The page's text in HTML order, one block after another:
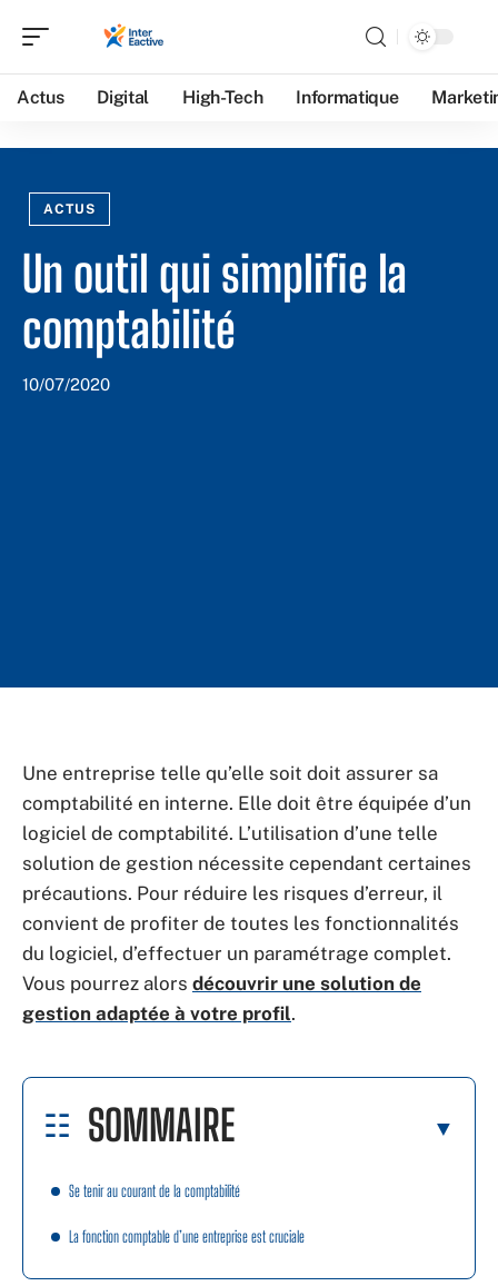
Actus Digital High-Tech Informatique
ACTUS
Un outil qui simplifie la
comptabilité
10/07/2020
Une entreprise telle qu’elle soit doit assurer sa
comptabilité en interne. Elle doit être équipée d’un
logiciel de comptabilité. L’utilisation d’une telle
solution de gestion nécessite cependant certaines
précautions. Pour réduire les risques d’erreur, il
convient de profiter de toutes les fonctionnalités
du logiciel, d’effectuer un paramétrage complet.
Vous pourrez alors découvrir une solution de
gestion adaptée à votre profil.
SOMMAIRE
Se tenir au courant de la comptabilité
La fonction comptable d’une entreprise est cruciale